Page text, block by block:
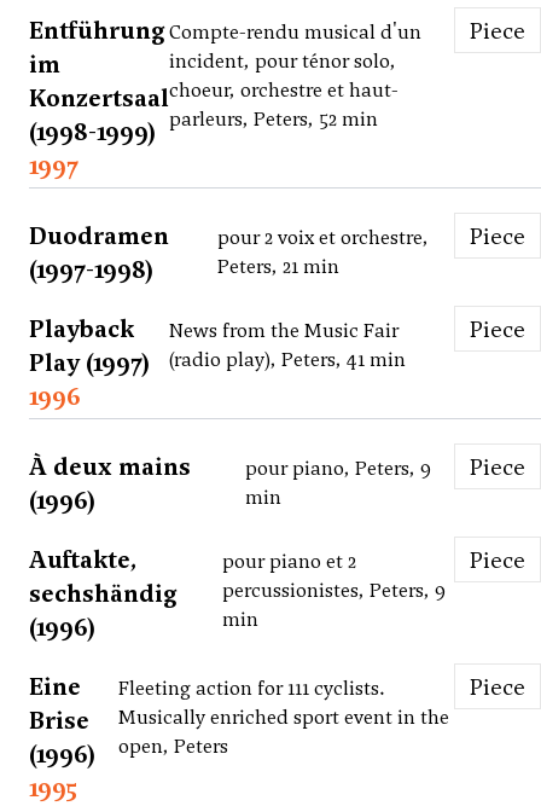
Entführung
im
Konzertsaal
(1998-1999)
Compte-rendu musical d'un
incident, pour ténor solo,
choeur, orchestre et haut-
parleurs, Peters, 52 min
Piece
1997
Duodramen
(1997-1998)
pour 2 voix et orchestre,
Peters, 21 min
Piece
Playback
Play (1997)
News from the Music Fair
(radio play), Peters, 41 min
Piece
1996
À deux mains
(1996)
pour piano, Peters, 9
min
Piece
Auftakte,
sechshändig
(1996)
pour piano et 2
percussionistes, Peters, 9
min
Piece
Eine
Brise
(1996)
Fleeting action for 111 cyclists.
Musically enriched sport event in the
open, Peters
Piece
1995